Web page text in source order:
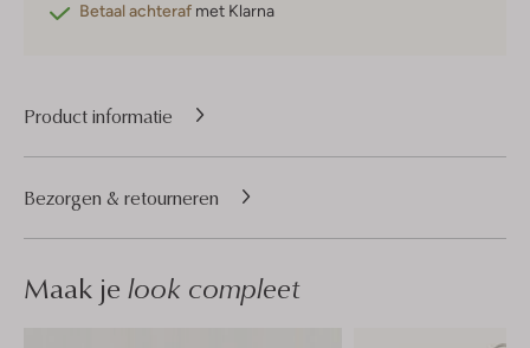
Betaal achteraf met Klarna
Product informatie
Bezorgen & retourneren
Maak je look compleet